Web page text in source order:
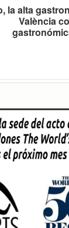
la alta
València